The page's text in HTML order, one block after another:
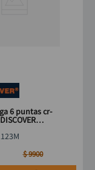
6 puntas cr-
$9900